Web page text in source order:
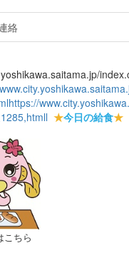
絡
https://
l ★今日の給食★
こちら